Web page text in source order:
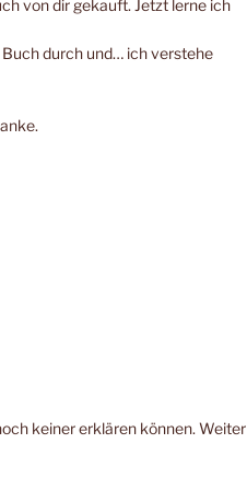
von dir gekauft. Jetzt lerne ich
durch und… ich verstehe
keiner erklären können. Weiter